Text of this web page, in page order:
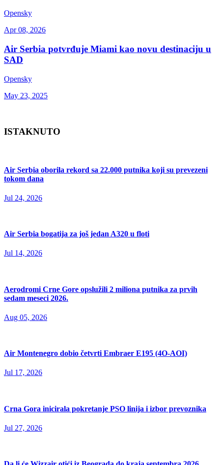
Opensky
Apr 08, 2026
Air Serbia potvrđuje Miami kao novu destinaciju u
SAD
Opensky
May 23, 2025
ISTAKNUTO
Air Serbia oborila rekord sa 22.000 putnika koji su prevezeni
tokom dana
Jul 24, 2026
Air Serbia bogatija za još jedan A320 u floti
Jul 14, 2026
Aerodromi Crne Gore opslužili 2 miliona putnika za prvih
sedam meseci 2026.
Aug 05, 2026
Air Montenegro dobio četvrti Embraer E195 (4O-AOI)
Jul 17, 2026
Crna Gora inicirala pokretanje PSO linija i izbor prevoznika
Jul 27, 2026